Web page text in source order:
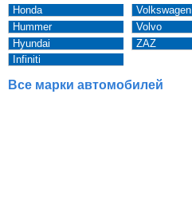
Honda
Hummer
Hyundai
Infiniti
Volkswagen
Volvo
ZAZ
Все марки автомобилей